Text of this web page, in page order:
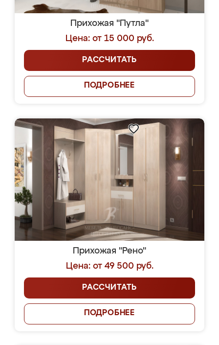
Прихожая "Путла"
Цена: от 15 000 руб.
РАССЧИТАТЬ
ПОДРОБНЕЕ
Прихожая "Рено"
Цена: от 49 500 руб.
РАССЧИТАТЬ
ПОДРОБНЕЕ